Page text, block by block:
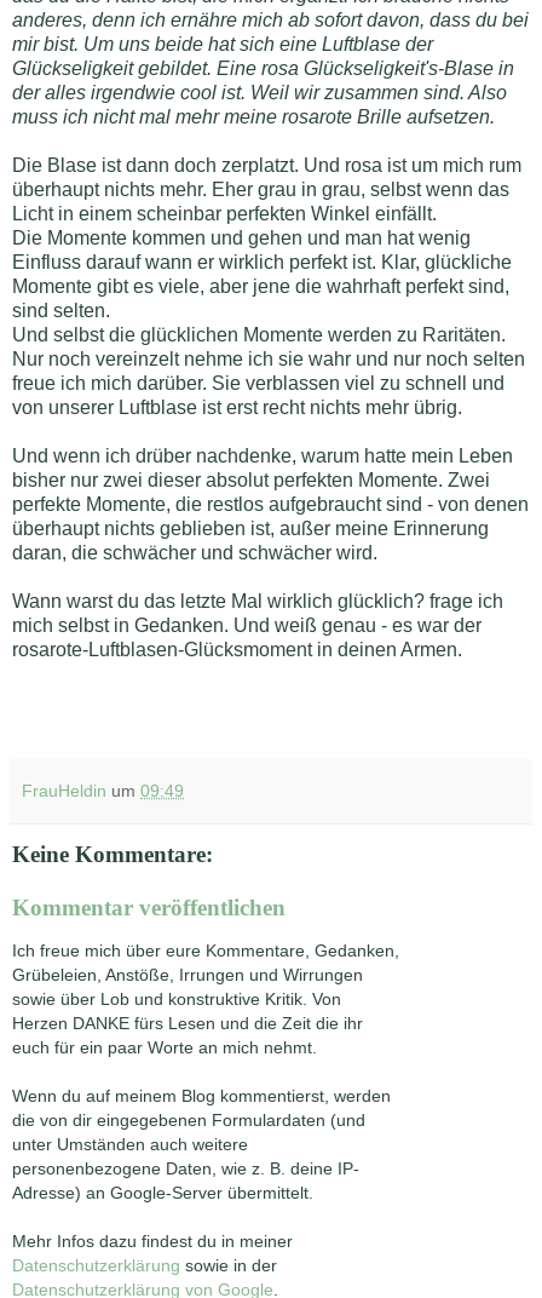
anderes, denn ich ernähre mich ab sofort davon, dass du bei
mir bist. Um uns beide hat sich eine Luftblase der
Glückseligkeit gebildet. Eine rosa Glückseligkeit's-Blase in
der alles irgendwie cool ist. Weil wir zusammen sind. Also
muss ich nicht mal mehr meine rosarote Brille aufsetzen.
Die Blase ist dann doch zerplatzt. Und rosa ist um mich rum
überhaupt nichts mehr. Eher grau in grau, selbst wenn das
Licht in einem scheinbar perfekten Winkel einfällt.
Die Momente kommen und gehen und man hat wenig
Einfluss darauf wann er wirklich perfekt ist. Klar, glückliche
Momente gibt es viele, aber jene die wahrhaft perfekt sind,
sind selten.
Und selbst die glücklichen Momente werden zu Raritäten.
Nur noch vereinzelt nehme ich sie wahr und nur noch selten
freue ich mich darüber. Sie verblassen viel zu schnell und
von unserer Luftblase ist erst recht nichts mehr übrig.
Und wenn ich drüber nachdenke, warum hatte mein Leben
bisher nur zwei dieser absolut perfekten Momente. Zwei
perfekte Momente, die restlos aufgebraucht sind - von denen
überhaupt nichts geblieben ist, außer meine Erinnerung
daran, die schwächer und schwächer wird.
Wann warst du das letzte Mal wirklich glücklich? frage ich
mich selbst in Gedanken. Und weiß genau - es war der
rosarote-Luftblasen-Glücksmoment in deinen Armen.
FrauHeldin um 09:49
Keine Kommentare:
Kommentar veröffentlichen
Ich freue mich über eure Kommentare, Gedanken,
Grübeleien, Anstöße, Irrungen und Wirrungen
sowie über Lob und konstruktive Kritik. Von
Herzen DANKE fürs Lesen und die Zeit die ihr
euch für ein paar Worte an mich nehmt.
Wenn du auf meinem Blog kommentierst, werden
die von dir eingegebenen Formulardaten (und
unter Umständen auch weitere
personenbezogene Daten, wie z. B. deine IP-
Adresse) an Google-Server übermittelt.
Mehr Infos dazu findest du in meiner
Datenschutzerklärung sowie in der
Datenschutzerklärung von Google